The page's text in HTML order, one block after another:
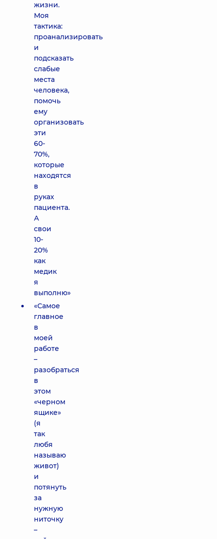
жизни.
Моя
тактика:
проанализировать
и
подсказать
слабые
места
человека,
помочь
ему
организовать
эти
60-
70%,
которые
находятся
в
руках
пациента.
А
свои
10-
20%
как
медик
я
выполню»
«Самое
главное
в
моей
работе
–
разобраться
в
этом
«черном
ящике»
(я
так
любя
называю
живот)
и
потянуть
за
нужную
ниточку
–